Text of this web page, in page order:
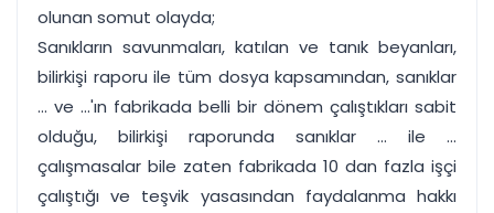
olunan somut olayda;
Sanıkların savunmaları, katılan ve tanık beyanları,
bilirkişi raporu ile tüm dosya kapsamından, sanıklar
... ve ...'ın fabrikada belli bir dönem çalıştıkları sabit
olduğu, bilirkişi raporunda sanıklar ... ile ...
çalışmasalar bile zaten fabrikada 10 dan fazla işçi
çalıştığı ve teşvik yasasından faydalanma hakkı